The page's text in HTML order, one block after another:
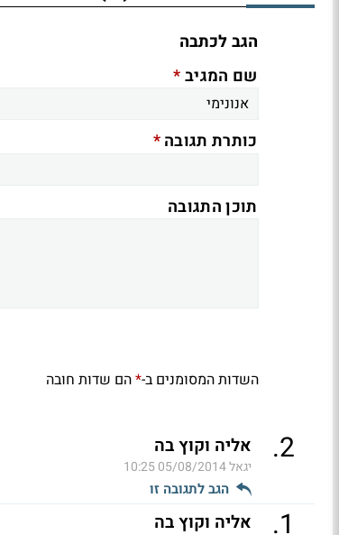
הגב לכתבה
שם המגיב*
כותרת תגובה*
תוכן התגובה
השדות המסומנים ב-*הם שדות חובה
2
. אליה וקוץ בה
יגאל05/08/2014 10:25
הגב לתגובה זו
1
. אליה וקוץ בה